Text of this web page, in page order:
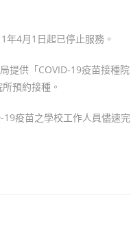
年4月1日起已停止服務。
提供「COVID-19疫苗接種院
預約接種。
疫苗之學校工作人員儘速完